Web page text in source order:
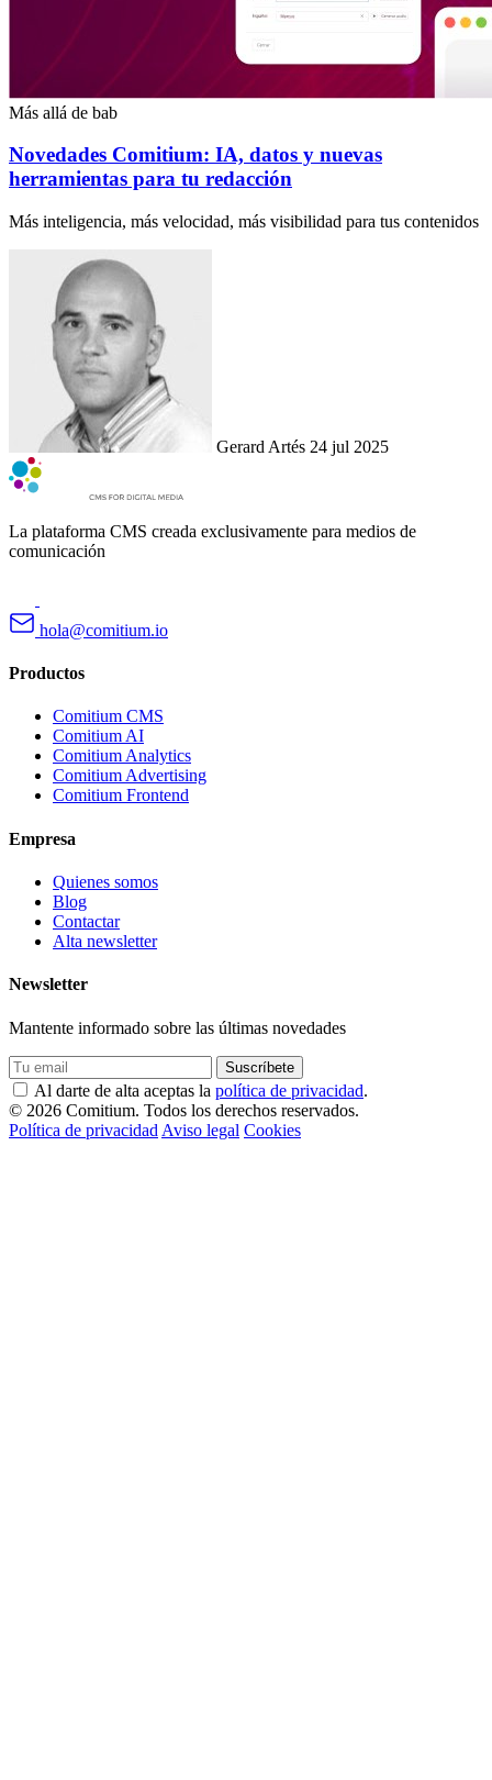
Más allá de bab
Novedades Comitium: IA, datos y nuevas
herramientas para tu redacción
Más inteligencia, más velocidad, más visibilidad para tus contenidos
Gerard Artés 24 jul 2025
La plataforma CMS creada exclusivamente para medios de
comunicación
hola@comitium.io
Productos
Comitium CMS
Comitium AI
Comitium Analytics
Comitium Advertising
Comitium Frontend
Empresa
Quienes somos
Blog
Contactar
Alta newsletter
Newsletter
Mantente informado sobre las últimas novedades
Suscríbete
Al darte de alta aceptas la política de privacidad.
© 2026 Comitium. Todos los derechos reservados.
Política de privacidad Aviso legal Cookies